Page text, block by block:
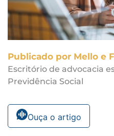
Publicado por Mello e
Escritório de advocacia
Previdência Social
Ouça o artigo